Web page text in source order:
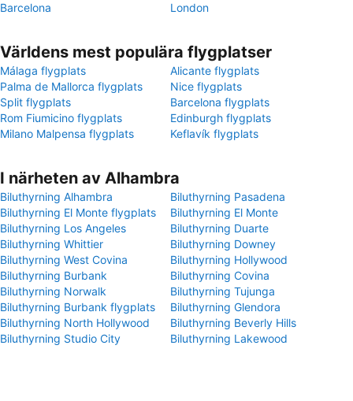
Barcelona
London
Världens mest populära flygplatser
Málaga flygplats
Alicante flygplats
Palma de Mallorca flygplats
Nice flygplats
Split flygplats
Barcelona flygplats
Rom Fiumicino flygplats
Edinburgh flygplats
Milano Malpensa flygplats
Keflavík flygplats
I närheten av Alhambra
Biluthyrning Alhambra
Biluthyrning Pasadena
Biluthyrning El Monte flygplats
Biluthyrning El Monte
Biluthyrning Los Angeles
Biluthyrning Duarte
Biluthyrning Whittier
Biluthyrning Downey
Biluthyrning West Covina
Biluthyrning Hollywood
Biluthyrning Burbank
Biluthyrning Covina
Biluthyrning Norwalk
Biluthyrning Tujunga
Biluthyrning Burbank flygplats
Biluthyrning Glendora
Biluthyrning North Hollywood
Biluthyrning Beverly Hills
Biluthyrning Studio City
Biluthyrning Lakewood